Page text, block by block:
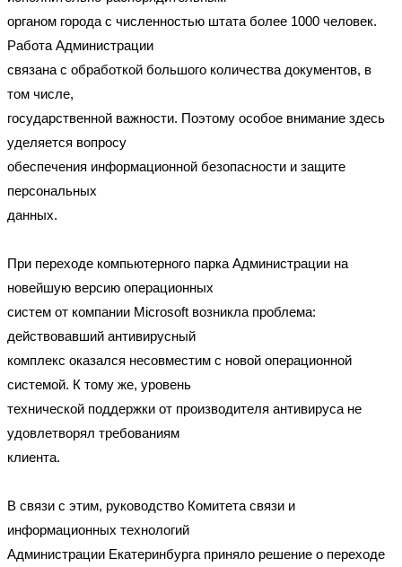
органом города с численностью штата более 1000 человек.
Работа Администрации
связана с обработкой большого количества документов, в
том числе,
государственной важности. Поэтому особое внимание здесь
уделяется вопросу
обеспечения информационной безопасности и защите
персональных
данных.
При переходе компьютерного парка Администрации на
новейшую версию операционных
систем от компании Microsoft возникла проблема:
действовавший антивирусный
комплекс оказался несовместим с новой операционной
системой. К тому же, уровень
технической поддержки от производителя антивируса не
удовлетворял требованиям
клиента.
В связи с этим, руководство Комитета связи и
информационных технологий
Администрации Екатеринбурга приняло решение о переходе